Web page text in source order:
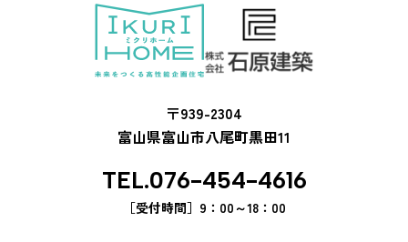
〒939-2304
富山県富山市八尾町黒田11
TEL.076-454-4616
［受付時間］ 9：00～18：00